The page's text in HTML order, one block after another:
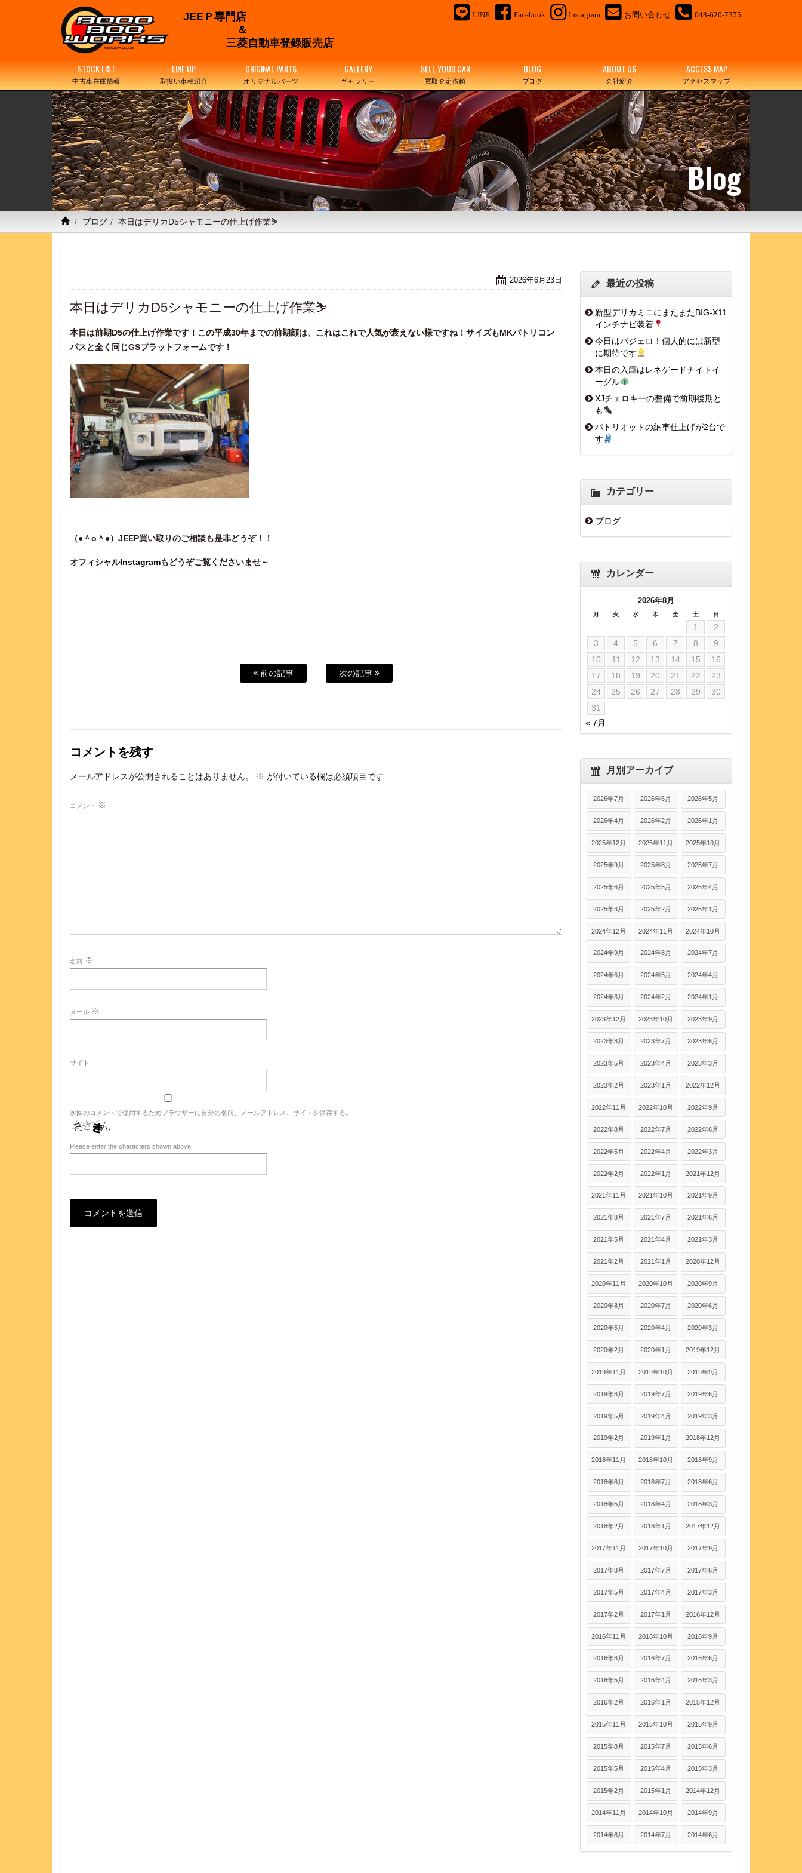
LINE Facebook Instagram お問い合わせ 048-620-7375
JEEＰ専門店
＆
三菱自動車登録販売店
STOCK LIST
中古車在庫情報
LINE UP
取扱い車種紹介
ORIGINAL PARTS
オリジナルパーツ
GALLERY
ギャラリー
SELL YOUR CAR
買取査定依頼
BLOG
ブログ
ABOUT US
会社紹介
ACCESS MAP
アクセスマップ
Blog
ブログ 本日はデリカD5シャモニーの仕上げ作業⛷
2026年6月23日
本日はデリカD5シャモニーの仕上げ作業⛷
本日は前期D5の仕上げ作業です！この平成30年までの前期顔は、これはこれで人気が衰えない様ですね！サイズもMKパトリコン
パスと全く同じGSプラットフォームです！
（●＾o＾●）JEEP買い取りのご相談も是非どうぞ！！
オフィシャルInstagramもどうぞご覧くださいませ～
前の記事 次の記事
コメントを残す
メールアドレスが公開されることはありません。 ※ が付いている欄は必須項目です
コメント ※
名前 ※
メール ※
サイト
次回のコメントで使用するためブラウザーに自分の名前、メールアドレス、サイトを保存する。
Please enter the characters shown above.
最近の投稿
新型デリカミニにまたまたBIG-X11
インチナビ装着
今日はパジェロ！個人的には新型
に期待です
本日の入庫はレネゲードナイトイ
ーグル
XJチェロキーの整備で前期後期と
も
パトリオットの納車仕上げが2台で
す
カテゴリー
ブログ
カレンダー
2026年8月
月 火 水 木 金 土 日
1
2
3
4 5 6 7 8
9
10
11 12 13 14 15
16
17
18 19 20 21 22
23
24
25 26 27 28 29
30
31
« 7月
月別アーカイブ
2026年7月 2026年6月 2026年5月
2026年4月 2026年2月 2026年1月
2025年12月 2025年11月 2025年10月
2025年9月 2025年8月 2025年7月
2025年6月 2025年5月 2025年4月
2025年3月 2025年2月 2025年1月
2024年12月 2024年11月 2024年10月
2024年9月 2024年8月 2024年7月
2024年6月 2024年5月 2024年4月
2024年3月 2024年2月 2024年1月
2023年12月 2023年10月 2023年9月
2023年8月 2023年7月 2023年6月
2023年5月 2023年4月 2023年3月
2023年2月 2023年1月 2022年12月
2022年11月 2022年10月 2022年9月
2022年8月 2022年7月 2022年6月
2022年5月 2022年4月 2022年3月
2022年2月 2022年1月 2021年12月
2021年11月 2021年10月 2021年9月
2021年8月 2021年7月 2021年6月
2021年5月 2021年4月 2021年3月
2021年2月 2021年1月 2020年12月
2020年11月 2020年10月 2020年9月
2020年8月 2020年7月 2020年6月
2020年5月 2020年4月 2020年3月
2020年2月 2020年1月 2019年12月
2019年11月 2019年10月 2019年9月
2019年8月 2019年7月 2019年6月
2019年5月 2019年4月 2019年3月
2019年2月 2019年1月 2018年12月
2018年11月 2018年10月 2018年9月
2018年8月 2018年7月 2018年6月
2018年5月 2018年4月 2018年3月
2018年2月 2018年1月 2017年12月
2017年11月 2017年10月 2017年9月
2017年8月 2017年7月 2017年6月
2017年5月 2017年4月 2017年3月
2017年2月 2017年1月 2016年12月
2016年11月 2016年10月 2016年9月
2016年8月 2016年7月 2016年6月
2016年5月 2016年4月 2016年3月
2016年2月 2016年1月 2015年12月
2015年11月 2015年10月 2015年9月
2015年8月 2015年7月 2015年6月
2015年5月 2015年4月 2015年3月
2015年2月 2015年1月 2014年12月
2014年11月 2014年10月 2014年9月
2014年8月 2014年7月 2014年6月